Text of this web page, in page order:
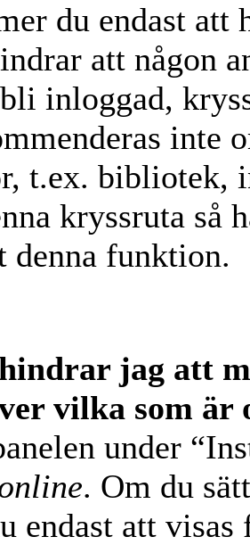
du endast
att någon
inloggad,
inte
t.ex. bibliotek,
kryssruta så
denna funktion.
jag att
vilka som är
under
. Om du
endast att